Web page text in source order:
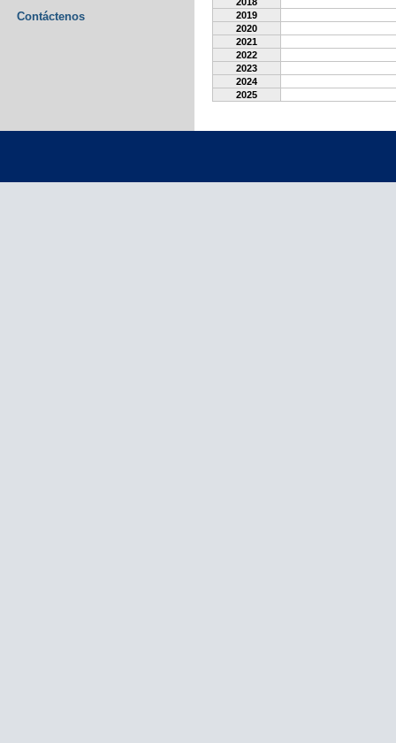
Contáctenos
2019
2020
2021
2022
2023
2024
2025